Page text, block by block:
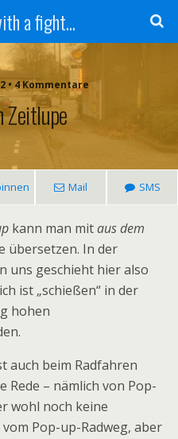
a fight...
• 4 Kommentare
Zeitlupe
Mail SMS
kann man mitaus dem
übersetzen. In der
uns geschieht hier also
ist „schießen“ in der
hohen
auch beim Radfahren
Rede – nämlich von Pop-
wohl noch keine
Pop-up-Radweg, aber